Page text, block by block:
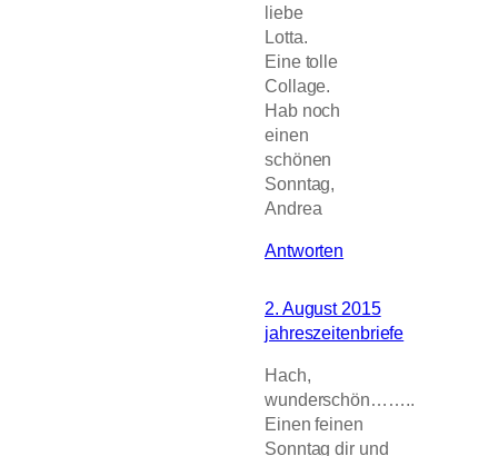
liebe
Lotta.
Eine tolle
Collage.
Hab noch
einen
schönen
Sonntag,
Andrea
Antworten
2. August 2015
jahreszeitenbriefe
Hach,
wunderschön……..
Einen feinen
Sonntag dir und